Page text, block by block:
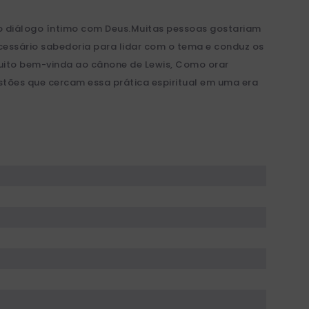
diálogo íntimo com Deus.Muitas pessoas gostariam
sabedoria para lidar com o tema e conduz os
bem-vinda ao cânone de Lewis, Como orar
que cercam essa prática espiritual em uma era